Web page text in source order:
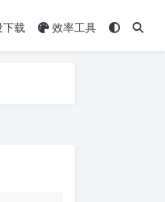
下载
效率工具